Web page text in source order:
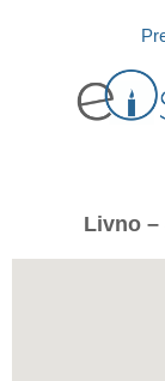
Isprobajte
Livno –